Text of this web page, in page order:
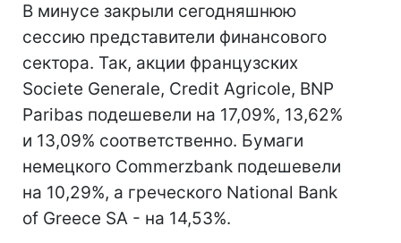
В минусе закрыли сегодняшнюю
сессию представители финансового
сектора. Так, акции французских
Societe Generale, Credit Agricole, BNP
Paribas подешевели на 17,09%, 13,62%
и 13,09% соответственно. Бумаги
немецкого Commerzbank подешевели
на 10,29%, а греческого National Bank
of Greece SA - на 14,53%.